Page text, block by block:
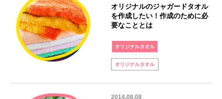
オリジナルのジャガードタオル
を作成したい！作成のために必
要なこととは
オリジナルタオル
オリジナルタオル
2014.08.08